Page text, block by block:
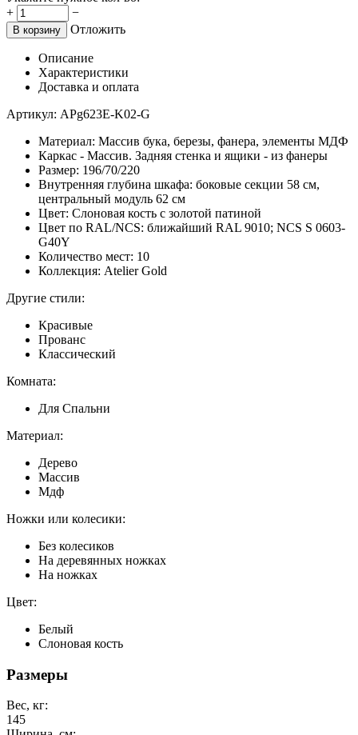
+
−
В корзину Отложить
Описание
Характеристики
Доставка и оплата
Артикул: APg623E-K02-G
Материал: Массив бука, березы, фанера, элементы МДФ
Каркас - Массив. Задняя стенка и ящики - из фанеры
Размер: 196/70/220
Внутренняя глубина шкафа: боковые секции 58 см,
центральный модуль 62 см
Цвет: Слоновая кость с золотой патиной
Цвет по RAL/NCS: ближайший RAL 9010; NCS S 0603-
G40Y
Количество мест: 10
Коллекция: Atelier Gold
Другие стили:
Красивые
Прованс
Классический
Комната:
Для Спальни
Материал:
Дерево
Массив
Мдф
Ножки или колесики:
Без колесиков
На деревянных ножках
На ножках
Цвет:
Белый
Слоновая кость
Размеры
Вес, кг:
145